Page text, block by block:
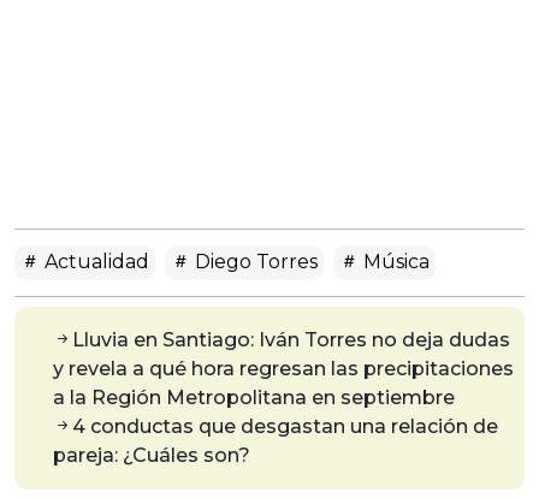
Actualidad Diego Torres Música
Lluvia en Santiago: Iván Torres no deja dudas
y revela a qué hora regresan las precipitaciones
a la Región Metropolitana en septiembre
4 conductas que desgastan una relación de
pareja: ¿Cuáles son?